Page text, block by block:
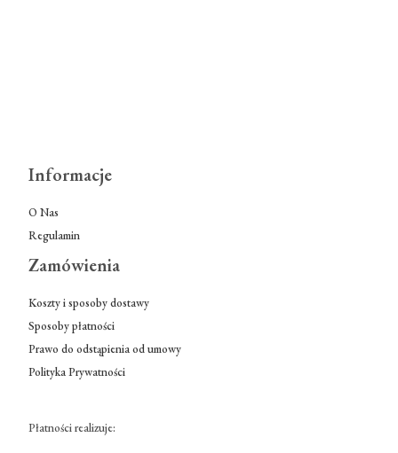
Informacje
O Nas
Regulamin
Zamówienia
Koszty i sposoby dostawy
Sposoby płatności
Prawo do odstąpienia od umowy
Polityka Prywatności
Płatności realizuje: